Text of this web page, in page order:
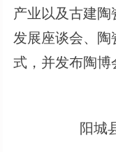
产业以及古建
发展座谈会、陶
式，并发布陶博
阳城